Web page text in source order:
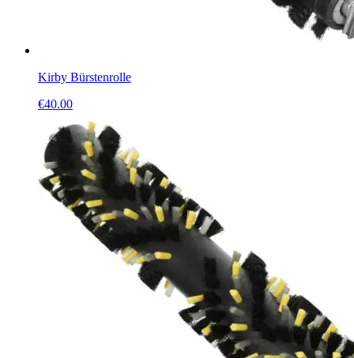
Kirby Bürstenrolle
€40.00